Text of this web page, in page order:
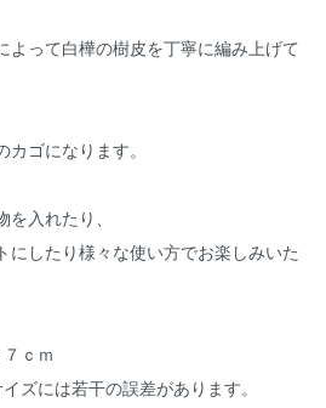
よって白樺の樹皮を丁寧に編み上げて
ゴになります。
入れたり、
にしたり様々な使い方でお楽しみいた
ｃｍ
ズには若干の誤差があります。